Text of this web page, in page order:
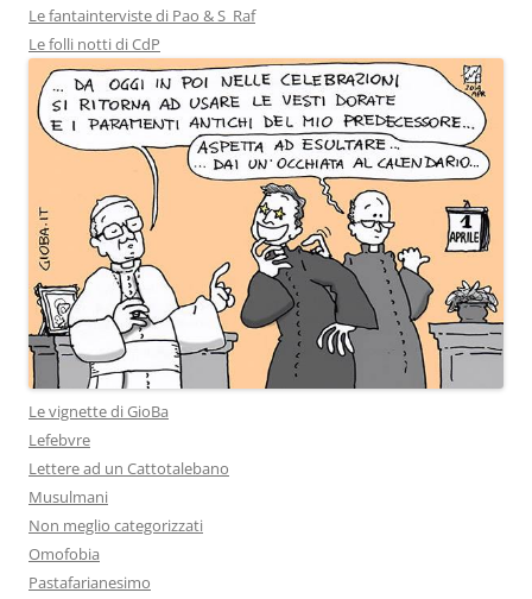
Le fantainterviste di Pao & S_Raf
Le folli notti di CdP
Le vignette di GioBa
Lefebvre
Lettere ad un Cattotalebano
Musulmani
Non meglio categorizzati
Omofobia
Pastafarianesimo